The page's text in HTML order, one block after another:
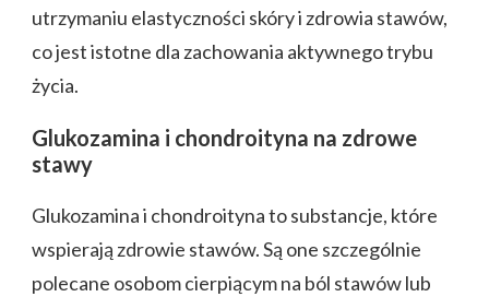
utrzymaniu elastyczności skóry i zdrowia stawów,
co jest istotne dla zachowania aktywnego trybu
życia.
Glukozamina i chondroityna na zdrowe
stawy
Glukozamina i chondroityna to substancje, które
wspierają zdrowie stawów. Są one szczególnie
polecane osobom cierpiącym na ból stawów lub